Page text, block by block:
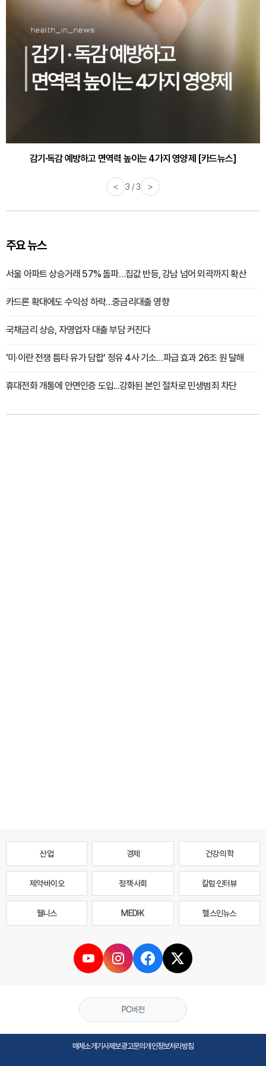
감기·독감 예방하고 면역력 높이는 4가지 영양제 [카드뉴스]
< 3 / 3 >
주요 뉴스
서울 아파트 상승거래 57% 돌파…집값 반등, 강남 넘어 외곽까지 확산
카드론 확대에도 수익성 하락…중금리대출 영향
국채금리 상승, 자영업자 대출 부담 커진다
'미·이란 전쟁 틈타 유가 담합' 정유 4사 기소…파급 효과 26조 원 달해
휴대전화 개통에 안면인증 도입...강화된 본인 절차로 민생범죄 차단
산업 경제 건강·의학
제약·바이오 정책·사회 칼럼·인터뷰
웰니스 MEDI·K 헬스인뉴스
PC버전
매체소개기사제보광고문의개인정보처리방침